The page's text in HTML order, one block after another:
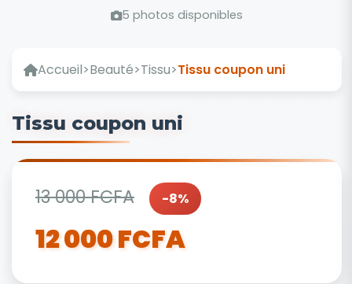
5 photos disponibles
Accueil>Beauté>Tissu>Tissu coupon uni
Tissu coupon uni
13 000 FCFA -8%
12 000 FCFA